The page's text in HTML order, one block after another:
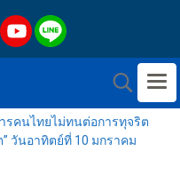
รคนไทยไม่ทนต่อการทุจริต
วันอาทิตย์ที่ 10 มกราคม